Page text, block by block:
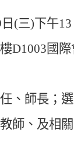
日 (三)下午13
D1003 國
、 師長 ；
教師 、 及相